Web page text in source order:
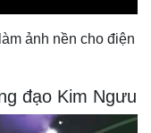
ảnh nền cho điện
đạo Kim Ngưu